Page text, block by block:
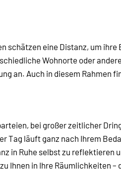
schätzen eine Distanz, um
Wohnorte oder
an. Auch in diesem Rahmen
bei großer zeitlicher
Tag läuft ganz nach Ihrem
in Ruhe selbst zu reflektieren
Ihnen in Ihre Räumlichkeiten